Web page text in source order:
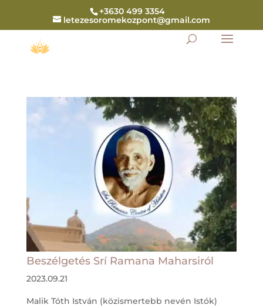
+3630 499 3354
letezesoromekozpont@gmail.com
Beszélgetés Srí Ramana Maharsiról
2023.09.21
Malik Tóth István (közismertebb nevén Istók)